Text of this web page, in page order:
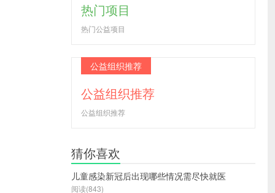
热门项目
热门公益项目
公益组织推荐
公益组织推荐
公益组织推荐
猜你喜欢
儿童感染新冠后出现哪些情况需尽快就医
阅读(843)